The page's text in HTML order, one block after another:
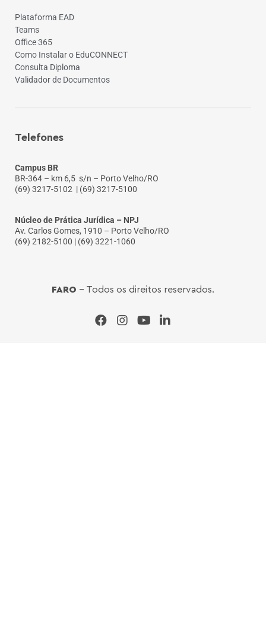
Plataforma EAD
Teams
Office 365
Como Instalar o EduCONNECT
Consulta Diploma
Validador de Documentos
Telefones
Campus BR
BR-364 – km 6,5 s/n – Porto Velho/RO
(69) 3217-5102 | (69) 3217-5100
Núcleo de Prática Jurídica – NPJ
Av. Carlos Gomes, 1910 – Porto Velho/RO
(69) 2182-5100 | (69) 3221-1060
FARO - Todos os direitos reservados.